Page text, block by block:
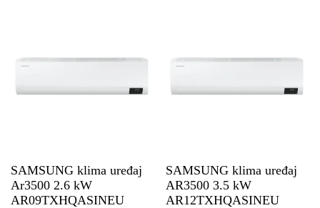
SAMSUNG klima uređaj
Ar3500 2.6 kW
AR09TXHQASINEU
SAMSUNG klima uređaj
AR3500 3.5 kW
AR12TXHQASINEU